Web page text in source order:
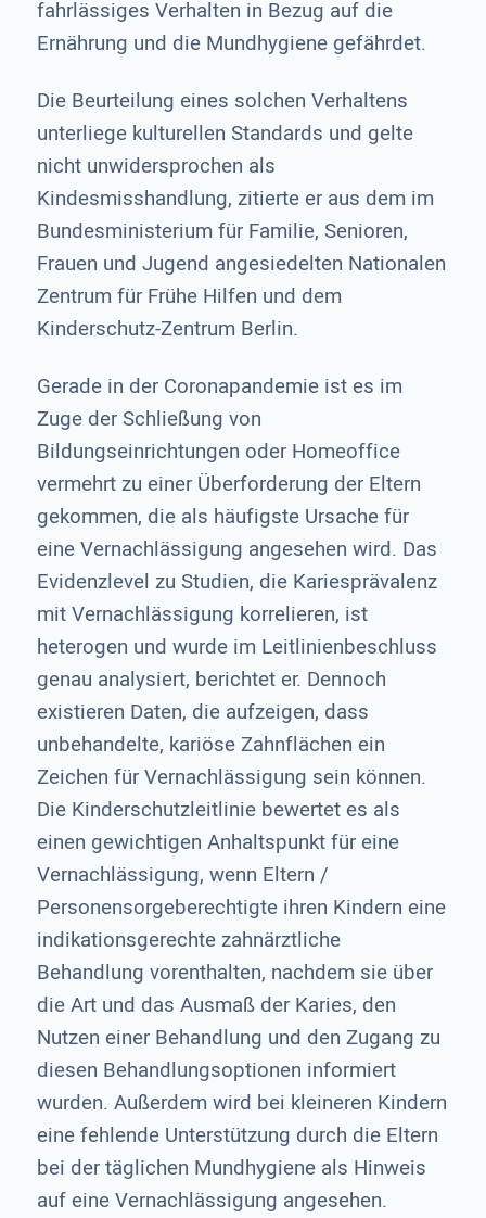
fahrlässiges Verhalten in Bezug auf die
Ernährung und die Mundhygiene gefährdet.
Die Beurteilung eines solchen Verhaltens
unterliege kulturellen Standards und gelte
nicht unwidersprochen als
Kindesmisshandlung, zitierte er aus dem im
Bundesministerium für Familie, Senioren,
Frauen und Jugend angesiedelten Nationalen
Zentrum für Frühe Hilfen und dem
Kinderschutz-Zentrum Berlin.
Gerade in der Coronapandemie ist es im
Zuge der Schließung von
Bildungseinrichtungen oder Homeoffice
vermehrt zu einer Überforderung der Eltern
gekommen, die als häufigste Ursache für
eine Vernachlässigung angesehen wird. Das
Evidenzlevel zu Studien, die Kariesprävalenz
mit Vernachlässigung korrelieren, ist
heterogen und wurde im Leitlinienbeschluss
genau analysiert, berichtet er. Dennoch
existieren Daten, die aufzeigen, dass
unbehandelte, kariöse Zahnflächen ein
Zeichen für Vernachlässigung sein können.
Die Kinderschutzleitlinie bewertet es als
einen gewichtigen Anhaltspunkt für eine
Vernachlässigung, wenn Eltern /
Personensorgeberechtigte ihren Kindern eine
indikationsgerechte zahnärztliche
Behandlung vorenthalten, nachdem sie über
die Art und das Ausmaß der Karies, den
Nutzen einer Behandlung und den Zugang zu
diesen Behandlungsoptionen informiert
wurden. Außerdem wird bei kleineren Kindern
eine fehlende Unterstützung durch die Eltern
bei der täglichen Mundhygiene als Hinweis
auf eine Vernachlässigung angesehen.